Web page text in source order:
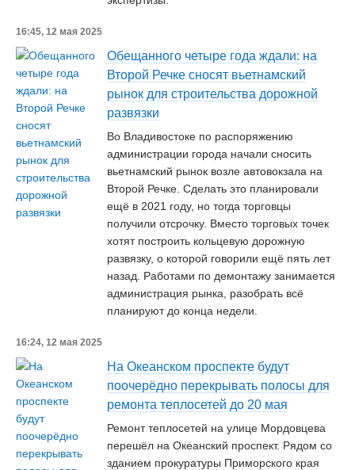
16:45, 12 мая 2025
Обещанного четыре года ждали: на
Второй Речке сносят вьетнамский
рынок для строительства дорожной
развязки
Во Владивостоке по распоряжению
администрации города начали сносить
вьетнамский рынок возле автовокзала на
Второй Речке. Сделать это планировали
ещё в 2021 году, но тогда торговцы
получили отсрочку. Вместо торговых точек
хотят построить кольцевую дорожную
развязку, о которой говорили ещё пять лет
назад. Работами по демонтажу занимается
администрация рынка, разобрать всё
планируют до конца недели.
16:24, 12 мая 2025
На Океанском проспекте будут
поочерёдно перекрывать полосы для
ремонта теплосетей до 20 мая
Ремонт теплосетей на улице Мордовцева
перешёл на Океанский проспект. Рядом со
зданием прокуратуры Приморского края